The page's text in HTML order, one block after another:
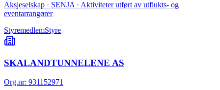
Aksjeselskap · SENJA · Aktiviteter utført av utflukts- og
eventarrangører
StyremedlemStyre
SKALANDTUNNELENE AS
Org.nr: 931152971